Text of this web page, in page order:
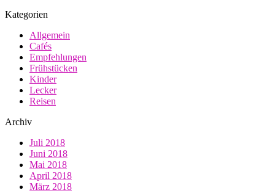
Kategorien
Allgemein
Cafés
Empfehlungen
Frühstücken
Kinder
Lecker
Reisen
Archiv
Juli 2018
Juni 2018
Mai 2018
April 2018
März 2018